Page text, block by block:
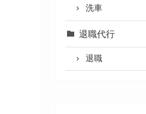
洗車
退職代行
退職